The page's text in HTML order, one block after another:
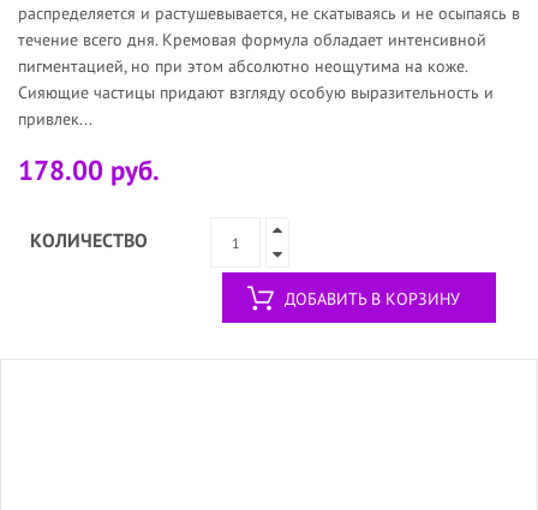
распределяется и растушевывается, не скатываясь и не осыпаясь в
течение всего дня. Кремовая формула обладает интенсивной
пигментацией, но при этом абсолютно неощутима на коже.
Сияющие частицы придают взгляду особую выразительность и
привлек...
178.00 руб.
КОЛИЧЕСТВО
ДОБАВИТЬ В КОРЗИНУ